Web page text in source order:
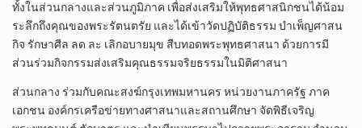
ทั้งในส่วนกลางและส่วนภูมิภาค เพื่อส่งเสริมให้พุทธศาสนิกชนได้น้อม
ระลึกถึงคุณของพระรัตนตรัย และได้เข้าวัดปฏิบัติธรรม บำเพ็ญศาสน
กิจ รักษาศีล ลด ละ เลิกอบายมุข สืบทอดพระพุทธศาสนา ด้วยการมี
ส่วนร่วมกิจกรรมส่งเสริมคุณธรรมจริยธรรมในมิติศาสนา
ส่วนกลาง ร่วมกับคณะสงฆ์กรุงเทพมหานคร หน่วยงานภาครัฐ ภาค
เอกชน องค์กรเครือข่ายทางศาสนาและสถานศึกษา จัดพิธีเจริญ